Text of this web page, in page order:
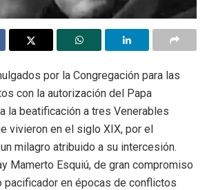
por la Congregación para las
con la autorización del Papa
la beatificación a tres Venerables
vivieron en el siglo XIX, por el
milagro atribuido a su intercesión.
Mamerto Esquiú, de gran compromiso
pacificador en épocas de conflictos